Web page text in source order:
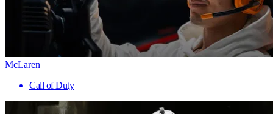
McLaren
Call of Duty